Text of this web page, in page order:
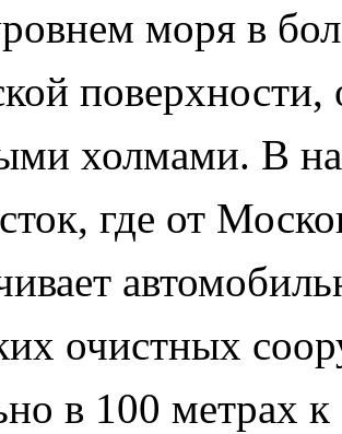
моря в
холмами. В
где от
очистных
в 100 метрах